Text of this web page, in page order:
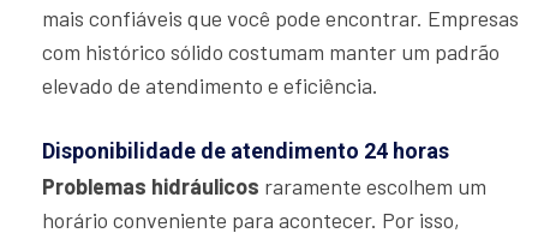
mais confiáveis que você pode encontrar. Empresas
com histórico sólido costumam manter um padrão
elevado de atendimento e eficiência.
Disponibilidade de atendimento 24 horas
Problemas hidráulicos raramente escolhem um
horário conveniente para acontecer. Por isso,